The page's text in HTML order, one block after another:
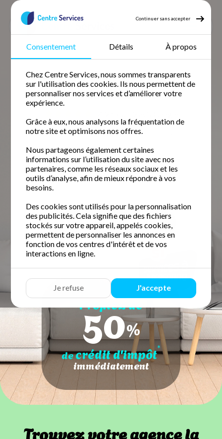
Continuer sans accepter
Consentement Détails À propos
Chez Centre Services, nous sommes transparents
sur l'utilisation des cookies. Ils nous permettent de
personnaliser nos services et d’améliorer votre
expérience.
Grâce à eux, nous analysons la fréquentation de
notre site et optimisons nos offres.
Nous partageons également certaines
informations sur l’utilisation du site avec nos
partenaires, comme les réseaux sociaux et les
outils d’analyse, afin de mieux répondre à vos
besoins.
Des cookies sont utilisés pour la personnalisation
des publicités. Cela signifie que des fichiers
stockés sur votre appareil, appelés cookies,
permettent de personnaliser les annonces en
fonction de vos centres d'intérêt et de vos
interactions en ligne.
Je refuse J'accepte
Service à la personne
Reims
Simplifiez votre quotidien avec Centre Services.
Que vous soyez un actif en quête de temps libre,
une famille ou un senior, profitez d'un
accompagnement personnalisé et adapté à vos
besoins grâce à nos agences de proximité au
cœur de la métropole rémoise.
Demander un devis gratuit
Profitez de
50%
decrédit d'impôt*
immédiatement
Trouvez votre agence la